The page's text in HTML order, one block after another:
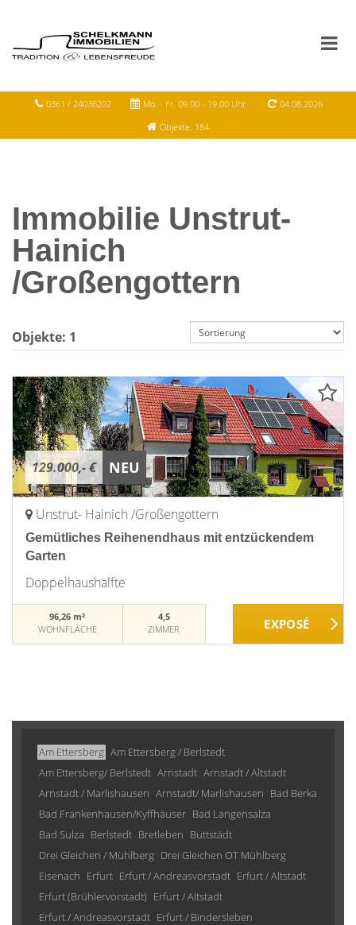
0361 / 24036202 Mo. - Fr. 09.00 - 19.00 Uhr
04.08.2026
Objekte: 184
Immobilie Unstrut-
Hainich
/Großengottern
Objekte: 1
129.000,- € NEU
Unstrut- Hainich /Großengottern
Gemütliches Reihenendhaus mit entzückendem
Garten
Doppelhaushälfte
96,26 m²
WOHNFLÄCHE
4,5
ZIMMER
Am Ettersberg Am Ettersberg / Berlstedt
Am Ettersberg/ Berlstedt Arnstadt Arnstadt / Altstadt
Arnstadt / Marlishausen Arnstadt/ Marlishausen Bad Berka
Bad Frankenhausen/Kyffhäuser Bad Langensalza
Bad Sulza Berlstedt Bretleben Buttstädt
Drei Gleichen / Mühlberg Drei Gleichen OT Mühlberg
Eisenach Erfurt Erfurt / Andreasvorstadt Erfurt / Altstadt
Erfurt (Brühlervorstadt) Erfurt / Altstadt
Erfurt / Andreasvorstadt Erfurt / Bindersleben